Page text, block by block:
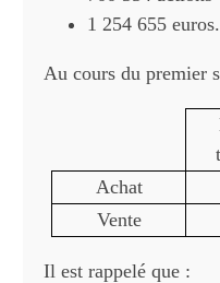
1 254 655 euros.
Au cours du premier
Achat
Vente
Il est rappelé que :